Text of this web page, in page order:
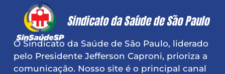
O Sindicato da Saúde de São Paulo, liderado
pelo Presidente Jefferson Caproni, prioriza a
comunicação. Nosso site é o principal canal